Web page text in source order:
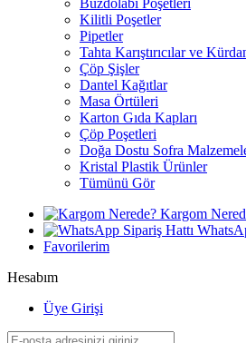
Buzdolabı Poşetleri
Kilitli Poşetler
Pipetler
Tahta Karıştırıcılar ve
Çöp Şişler
Dantel Kağıtlar
Masa Örtüleri
Karton Gıda Kapları
Çöp Poşetleri
Doğa Dostu Sofra
Kristal Plastik Ürünler
Tümünü Gör
Kargom
Favorilerim
Hesabım
Üye Girişi